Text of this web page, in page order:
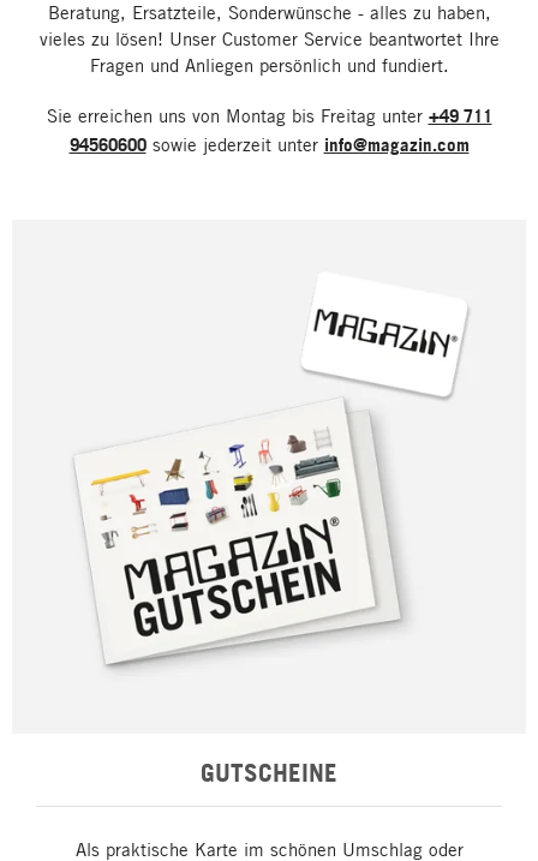
Beratung, Ersatzteile, Sonderwünsche - alles zu haben,
vieles zu lösen! Unser Customer Service beantwortet Ihre
Fragen und Anliegen persönlich und fundiert.
Sie erreichen uns von Montag bis Freitag unter +49 711
94560600sowie jederzeit unter info@magazin.com
GUTSCHEINE
Als praktische Karte im schönen Umschlag oder